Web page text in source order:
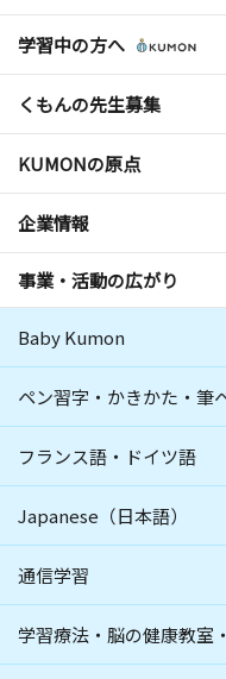
学習中の方へ
くもんの先生募集
KUMONの原点
企業情報
事業・活動の広がり
Baby Kumon
ペン習字・かきかた・筆
フランス語・ドイツ語
Japanese（日本語）
通信学習
学習療法・脳の健康教室